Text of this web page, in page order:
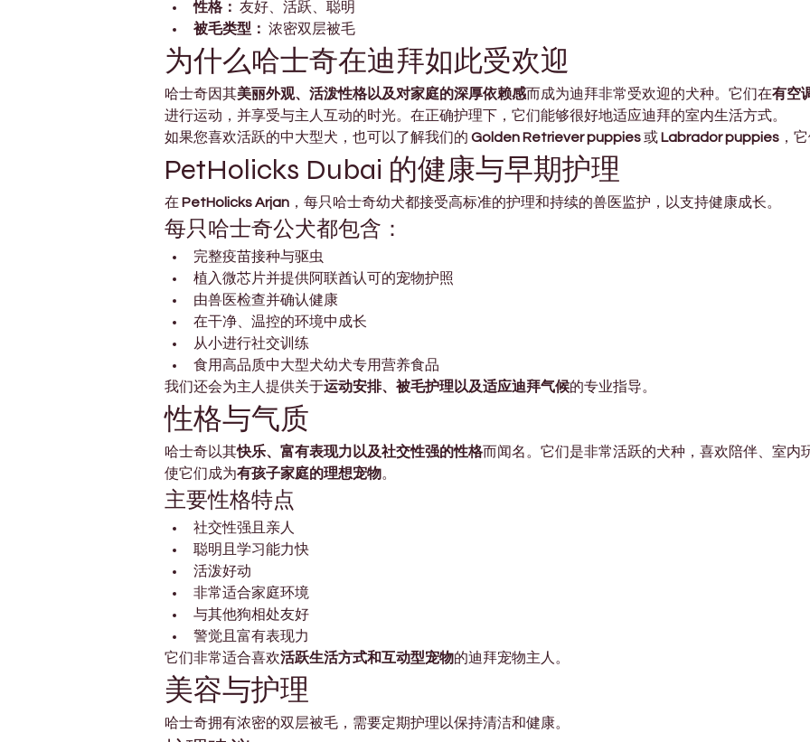
性格： 友好、活跃、聪明
被毛类型： 浓密双层被毛
为什么哈士奇在迪拜如此受欢迎
哈士奇因其美丽外观、活泼性格以及对家庭的深厚依赖感而成为迪拜非常受欢迎的犬种。它们在有空
进行运动，并享受与主人互动的时光。在正确护理下，它们能够很好地适应迪拜的室内生活方式。
如果您喜欢活跃的中大型犬，也可以了解我们的 Golden Retriever puppies 或 Labrador puppies ，
PetHolicks Dubai 的健康与早期护理
在 PetHolicks Arjan ，每只哈士奇幼犬都接受高标准的护理和持续的兽医监护，以支持健康成长。
每只哈士奇公犬都包含：
完整疫苗接种与驱虫
植入微芯片并提供阿联酋认可的宠物护照
由兽医检查并确认健康
在干净、温控的环境中成长
从小进行社交训练
食用高品质中大型犬幼犬专用营养食品
我们还会为主人提供关于运动安排、被毛护理以及适应迪拜气候的专业指导。
性格与气质
哈士奇以其快乐、富有表现力以及社交性强的性格而闻名。它们是非常活跃的犬种，喜欢陪伴、室内
使它们成为有孩子家庭的理想宠物。
主要性格特点
社交性强且亲人
聪明且学习能力快
活泼好动
非常适合家庭环境
与其他狗相处友好
警觉且富有表现力
它们非常适合喜欢活跃生活方式和互动型宠物的迪拜宠物主人。
美容与护理
哈士奇拥有浓密的双层被毛，需要定期护理以保持清洁和健康。